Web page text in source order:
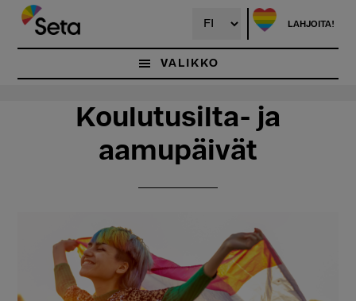
Hyppää
pääsisältöön
Hyppää
ensisijaiseen
sivupalkkiin
LAHJOITA!
VALIKKO
Koulutusilta- ja
aamupäivät